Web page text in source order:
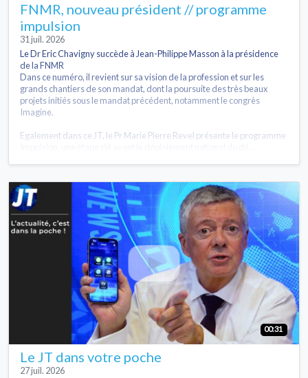
FNMR, nouveau président // programme
impulsion
31 juil. 2026
Le Dr Eric Chavigny succède à Jean-Philippe Masson à la présidence
de la FNMR
Dans ce numéro, il revient sur sa vision de la profession et sur les
grands chantiers de son mandat, dont la poursuite des très beaux
projets initiés sous le mandat précédent, notamment le congrès
Imagine.
Egalement dans ce JT, le Pr Marie Pierre Revel présente le programme
00:31
Le JT dans votre poche
27 juil. 2026